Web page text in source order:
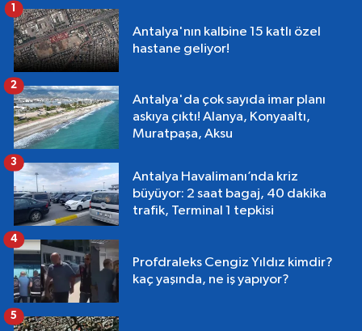
Antalya'nın kalbine 15 katlı özel
hastane geliyor!
1
Antalya'da çok sayıda imar planı
askıya çıktı! Alanya, Konyaaltı,
Muratpaşa, Aksu
2
Antalya Havalimanı’nda kriz
büyüyor: 2 saat bagaj, 40 dakika
trafik, Terminal 1 tepkisi
3
Profdraleks Cengiz Yıldız kimdir?
kaç yaşında, ne iş yapıyor?
4
5